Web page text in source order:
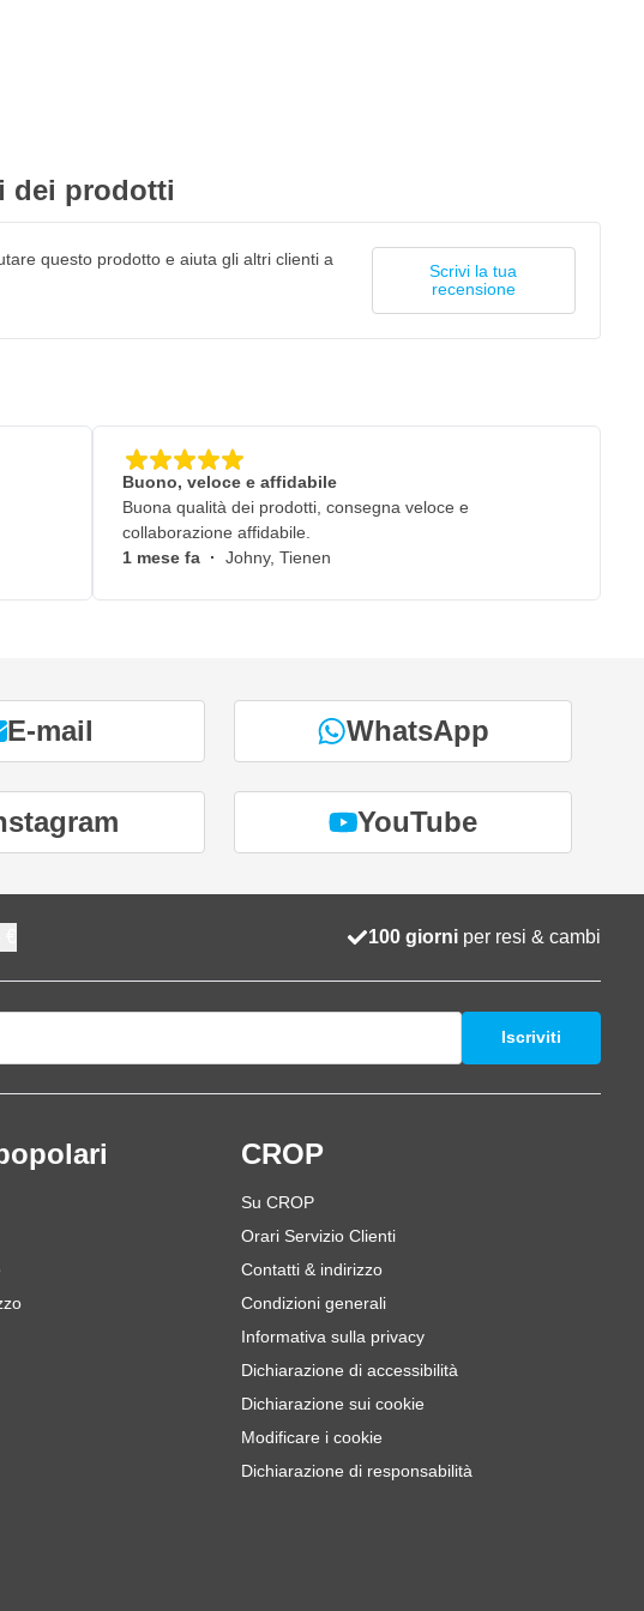
dei prodotti
questo prodotto e aiuta gli altri clienti a
Scrivi la tua
recensione
Buono, veloce e affidabile
Buona qualità dei prodotti, consegna veloce e
collaborazione affidabile.
1 mese fa · Johny, Tienen
E-mail WhatsApp
YouTube
100 giorni per resi & cambi
Iscriviti
CROP
Su CROP
Orari Servizio Clienti
Contatti & indirizzo
Condizioni generali
Informativa sulla privacy
Dichiarazione di accessibilità
Dichiarazione sui cookie
Modificare i cookie
Dichiarazione di responsabilità